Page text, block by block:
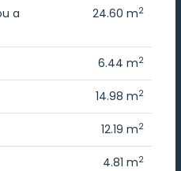
a
24.60 m2
6.44 m2
14.98 m2
12.19 m2
4.81 m2